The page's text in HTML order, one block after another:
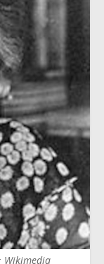
Wikimedia